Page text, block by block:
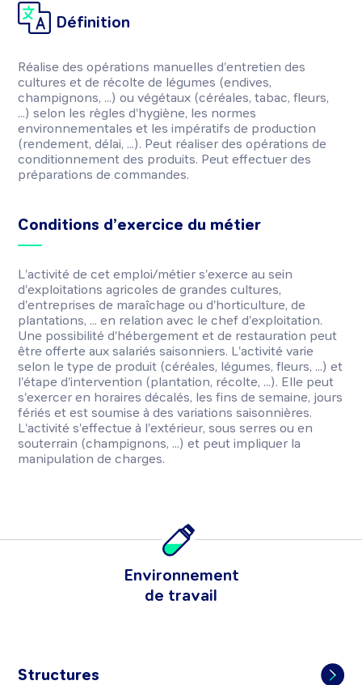
Définition
Réalise des opérations manuelles d'entretien des
cultures et de récolte de légumes (endives,
champignons, ...) ou végétaux (céréales, tabac, fleurs,
...) selon les règles d'hygiène, les normes
environnementales et les impératifs de production
(rendement, délai, ...). Peut réaliser des opérations de
conditionnement des produits. Peut effectuer des
préparations de commandes.
Conditions d’exercice du métier
L'activité de cet emploi/métier s'exerce au sein
d'exploitations agricoles de grandes cultures,
d'entreprises de maraîchage ou d'horticulture, de
plantations, ... en relation avec le chef d'exploitation.
Une possibilité d'hébergement et de restauration peut
être offerte aux salariés saisonniers. L'activité varie
selon le type de produit (céréales, légumes, fleurs, ...) et
l'étape d'intervention (plantation, récolte, ...). Elle peut
s'exercer en horaires décalés, les fins de semaine, jours
fériés et est soumise à des variations saisonnières.
L'activité s'effectue à l'extérieur, sous serres ou en
souterrain (champignons, ...) et peut impliquer la
manipulation de charges.
Environnement
de travail
Structures